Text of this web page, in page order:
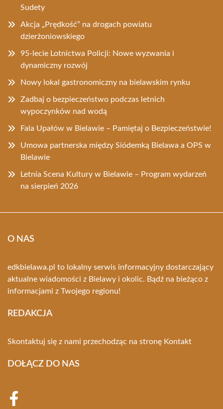
Sudety
Akcja „Prędkość” na drogach powiatu
dzierżoniowskiego
95-lecie Lotnictwa Policji: Nowe wyzwania i
dynamiczny rozwój
Nowy lokal gastronomiczny na bielawskim rynku
Zadbaj o bezpieczeństwo podczas letnich
wypoczynków nad wodą
Fala Upałów w Bielawie – Pamiętaj o Bezpieczeństwie!
Umowa partnerska między Siódemką Bielawa a OPS w
Bielawie
Letnia Scena Kultury w Bielawie – Program wydarzeń
na sierpień 2026
O NAS
edkbielawa.pl to lokalny serwis informacyjny dostarczający
aktualne wiadomości z Bielawy i okolic. Bądź na bieżąco z
informacjami z Twojego regionu!
REDAKCJA
Skontaktuj się z nami przechodząc na stronę Kontakt
DOŁĄCZ DO NAS